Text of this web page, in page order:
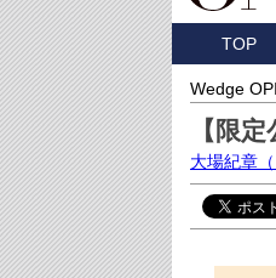
TOP
Wedge
【限
大場紀章